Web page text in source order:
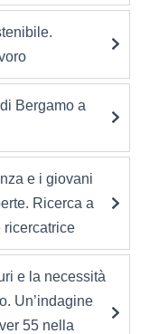
Bergamo a
e i giovani
Ricerca a
ricercatrice
e la necessità
Un’indagine
55 nella